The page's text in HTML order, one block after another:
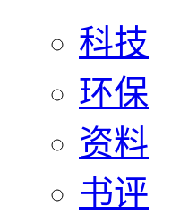
科技
环保
资料
书评